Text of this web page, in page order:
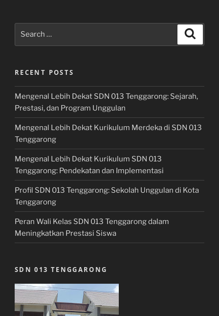
RECENT POSTS
Mengenal Lebih Dekat SDN 013 Tenggarong: Sejarah,
Prestasi, dan Program Unggulan
Mengenal Lebih Dekat Kurikulum Merdeka di SDN 013
Tenggarong
Mengenal Lebih Dekat Kurikulum SDN 013
Tenggarong: Pendekatan dan Implementasi
Profil SDN 013 Tenggarong: Sekolah Unggulan di Kota
Tenggarong
Peran Wali Kelas SDN 013 Tenggarong dalam
Meningkatkan Prestasi Siswa
SDN 013 TENGGARONG